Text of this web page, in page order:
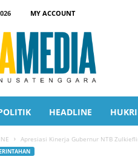
MY ACCOUNT
HEADLINE
Apresiasi Kinerja Gubernur NTB